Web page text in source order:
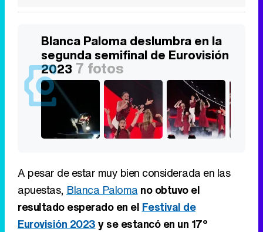
Blanca Paloma deslumbra en la
segunda semifinal de Eurovisión
2023 7 fotos
A pesar de estar muy bien considerada en las
apuestas, Blanca Paloma no obtuvo el
resultado esperado en el Festival de
Eurovisión 2023y se estancó en un 17º